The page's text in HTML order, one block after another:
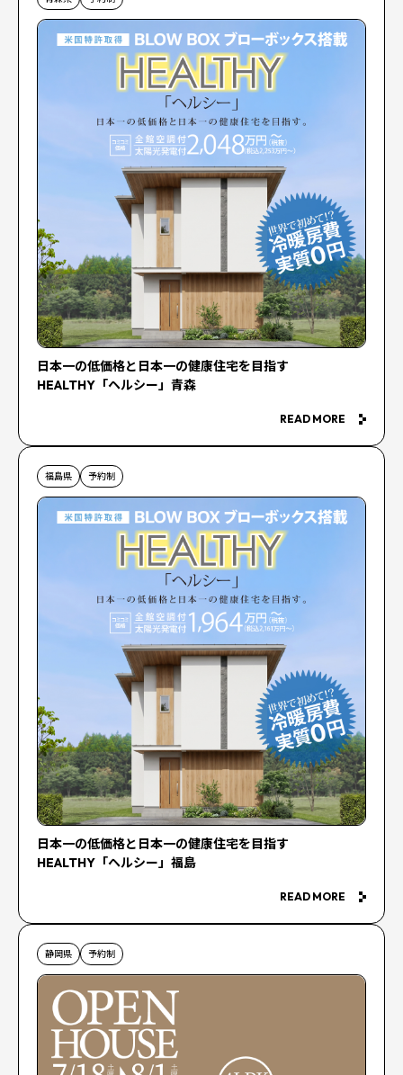
日本一の低価格と日本一の健康住宅を目指す
HEALTHY「ヘルシー」青森
READ MORE
福島県 予約制
日本一の低価格と日本一の健康住宅を目指す
HEALTHY「ヘルシー」福島
READ MORE
静岡県 予約制